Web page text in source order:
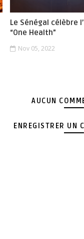
Le Sénégal célèbre
“One Health”
Nov 05, 2022
AUCUN
ENREGISTRER UN